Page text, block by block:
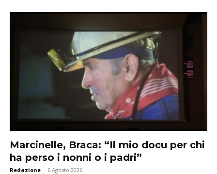
Marcinelle, Braca: “Il mio docu per chi
ha perso i nonni o i padri”
Redazione - 6 Agosto 2026